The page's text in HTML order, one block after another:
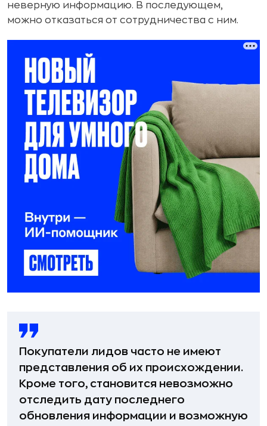
неверную информацию. В последующем,
можно отказаться от сотрудничества с ним.
Покупатели лидов часто не имеют
представления об их происхождении.
Кроме того, становится невозможно
отследить дату последнего
обновления информации и возможную